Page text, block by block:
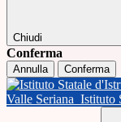
Chiudi
Conferma
Annulla Conferma
Valle Seriana Istituto